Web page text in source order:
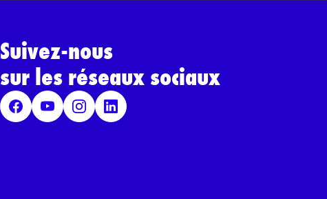
Suivez-nous
sur les réseaux sociaux